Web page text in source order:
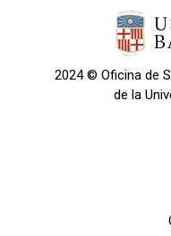
2024 © Oficina de
de la